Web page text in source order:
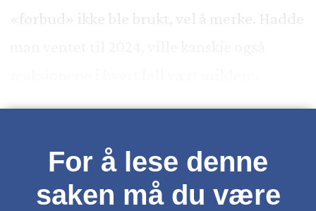
For å lese denne
saken må du være